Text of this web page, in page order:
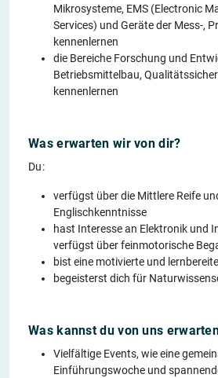
Mikrosysteme, EMS (Electronic
Services) und Geräte der Mess-,
kennenlernen
die Bereiche Forschung und
Betriebsmittelbau,
kennenlernen
Was erwarten wir von dir?
Du:
verfügst über die Mittlere Reife
Englischkenntnisse
hast Interesse an Elektronik und
verfügst über feinmotorische
bist eine motivierte und
begeisterst dich für
Was kannst du von uns
Vielfältige Events, wie eine
Einführungswoche und